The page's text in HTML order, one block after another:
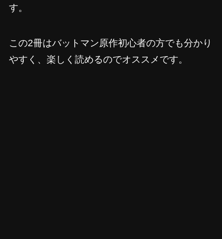
す。
この2冊はバットマン原作初心者の方でも分かり
やすく、楽しく読めるのでオススメです。